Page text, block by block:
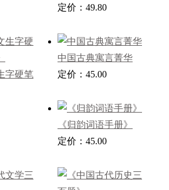
生成语词典》（双色
定价：49.80
字硬笔
中国古典寓言菁华
定价：45.00
《归韵词语手册》
定价：45.00